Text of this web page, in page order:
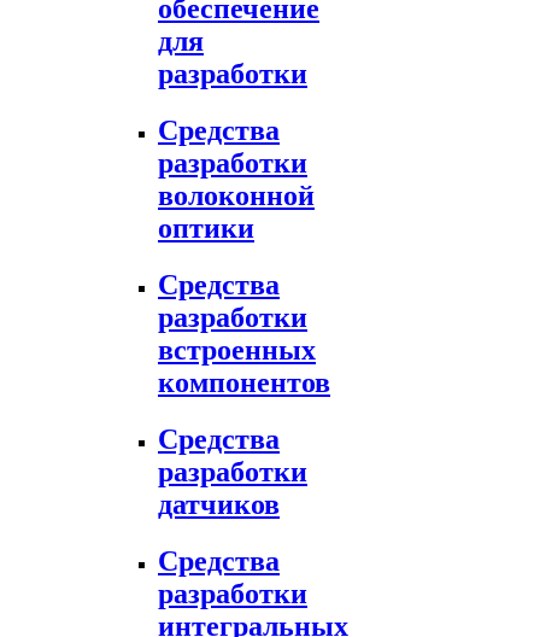
обеспечение
для
разработки
Средства
разработки
волоконной
оптики
Средства
разработки
встроенных
компонентов
Средства
разработки
датчиков
Средства
разработки
интегральных